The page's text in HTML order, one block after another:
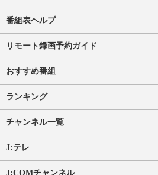
番組表ヘルプ
リモート録画予約ガイド
おすすめ番組
ランキング
チャンネル一覧
J:テレ
J:COMチャンネル